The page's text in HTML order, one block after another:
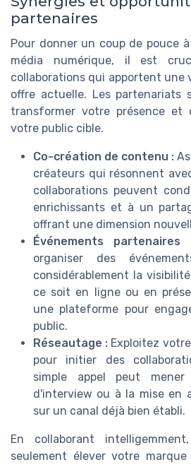
partenaires
Pour donner un coup de pouce
média numérique, il est
collaborations qui apportent une
offre actuelle. Les partenariats
transformer votre présence et
votre public cible.
Co-création de contenu :
créateurs qui résonnent
collaborations peuvent
enrichissants et à un
offrant une dimension
Événements partenaires
organiser des
considérablement la
ce soit en ligne ou en
une plateforme pour
public.
Réseautage : Exploitez
pour initier des
simple appel peut
d'interview ou à la mise en
sur un canal déjà bien établi.
En collaborant
seulement élever votre